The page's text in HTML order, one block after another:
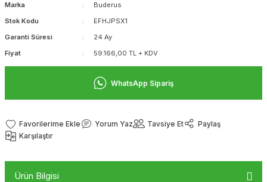
Marka
Buderus
Stok Kodu
EFHJPSX1
Garanti Süresi
24 Ay
Fiyat
59.166,00 TL + KDV
WhatsApp Sipariş
Yorum Yaz Tavsiye Et
Paylaş
Karşılaştır
Ürün Bilgisi